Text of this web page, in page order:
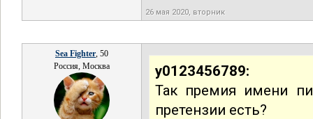
26 мая 2020, вторник
Sea Fighter, 50
Россия, Москва
y0123456789:
Так премия имени
претензии есть?